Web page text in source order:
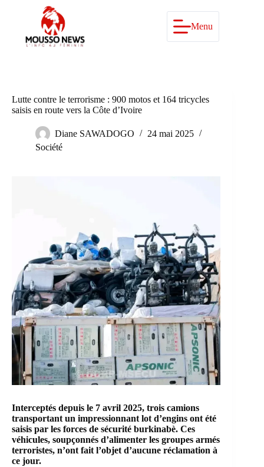
Menu
Lutte contre le terrorisme : 900 motos et 164 tricycles
saisis en route vers la Côte d’Ivoire
Diane SAWADOGO
24 mai 2025
Société
Interceptés depuis le 7 avril 2025, trois camions
transportant un impressionnant lot d’engins ont été
saisis par les forces de sécurité burkinabè. Ces
véhicules, soupçonnés d’alimenter les groupes armés
terroristes, n’ont fait l’objet d’aucune réclamation à
ce jour.